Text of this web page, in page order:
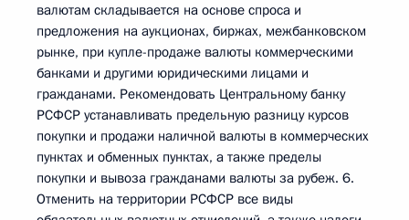
валютам складывается на основе спроса и
предложения на аукционах, биржах, межбанковском
рынке, при купле-продаже валюты коммерческими
банками и другими юридическими лицами и
гражданами. Рекомендовать Центральному банку
РСФСР устанавливать предельную разницу курсов
покупки и продажи наличной валюты в коммерческих
пунктах и обменных пунктах, а также пределы
покупки и вывоза гражданами валюты за рубеж. 6.
Отменить на территории РСФСР все виды